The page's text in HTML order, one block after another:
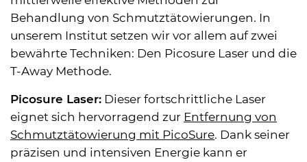
Behandlung von Schmutztätowierungen. In
unserem Institut setzen wir vor allem auf zwei
bewährte Techniken: Den Picosure Laser und die
T-Away Methode.
Picosure Laser: Dieser fortschrittliche Laser
eignet sich hervorragend zur Entfernung von
Schmutztätowierung mit PicoSure. Dank seiner
präzisen und intensiven Energie kann er